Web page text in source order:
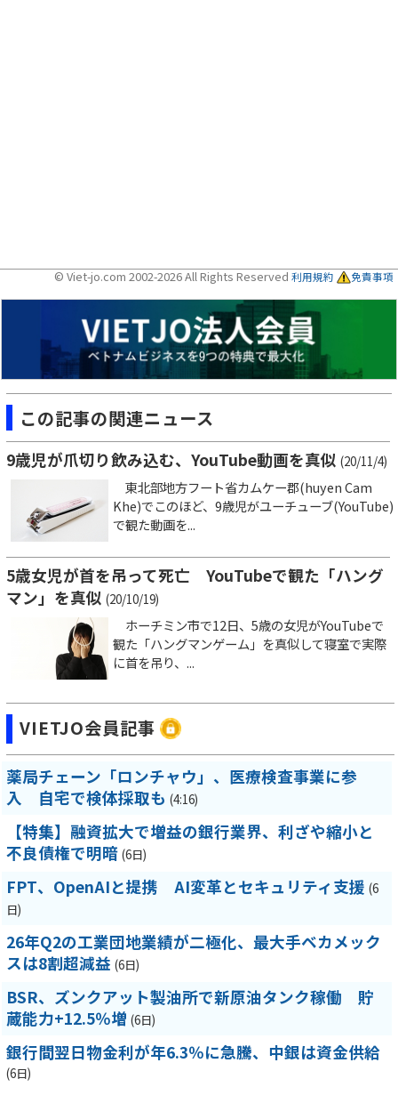
© Viet-jo.com 2002-2026 All Rights Reserved 利用規約 免責事項
この記事の関連ニュース
9歳児が爪切り飲み込む、YouTube動画を真似 (20/11/4)
東北部地方フート省カムケー郡(huyen Cam
Khe)でこのほど、9歳児がユーチューブ(YouTube)
で観た動画を...
5歳女児が首を吊って死亡 YouTubeで観た「ハング
マン」を真似 (20/10/19)
ホーチミン市で12日、5歳の女児がYouTubeで
観た「ハングマンゲーム」を真似して寝室で実際
に首を吊り、...
VIETJO会員記事
薬局チェーン「ロンチャウ」、医療検査事業に参
入 自宅で検体採取も (4:16)
【特集】融資拡大で増益の銀行業界、利ざや縮小と
不良債権で明暗 (6日)
FPT、OpenAIと提携 AI変革とセキュリティ支援 (6
日)
26年Q2の工業団地業績が二極化、最大手ベカメック
スは8割超減益 (6日)
BSR、ズンクアット製油所で新原油タンク稼働 貯
蔵能力+12.5％増 (6日)
銀行間翌日物金利が年6.3％に急騰、中銀は資金供給
(6日)